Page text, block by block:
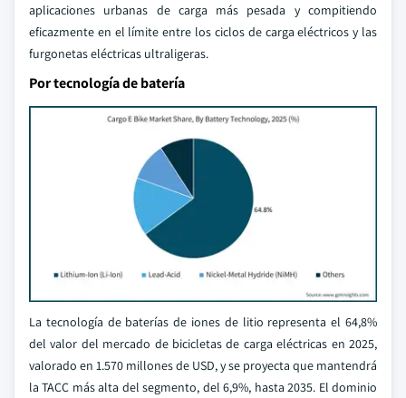
aplicaciones urbanas de carga más pesada y compitiendo
eficazmente en el límite entre los ciclos de carga eléctricos y las
furgonetas eléctricas ultraligeras.
Por tecnología de batería
La tecnología de baterías de iones de litio representa el 64,8%
del valor del mercado de bicicletas de carga eléctricas en 2025,
valorado en 1.570 millones de USD, y se proyecta que mantendrá
la TACC más alta del segmento, del 6,9%, hasta 2035. El dominio